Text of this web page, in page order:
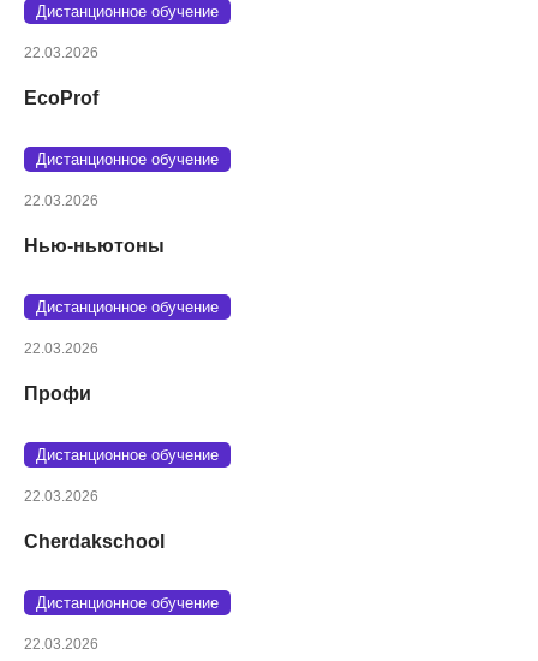
Дистанционное обучение
22.03.2026
EcoProf
Дистанционное обучение
22.03.2026
Нью-ньютоны
Дистанционное обучение
22.03.2026
Профи
Дистанционное обучение
22.03.2026
Cherdakschool
Дистанционное обучение
22.03.2026